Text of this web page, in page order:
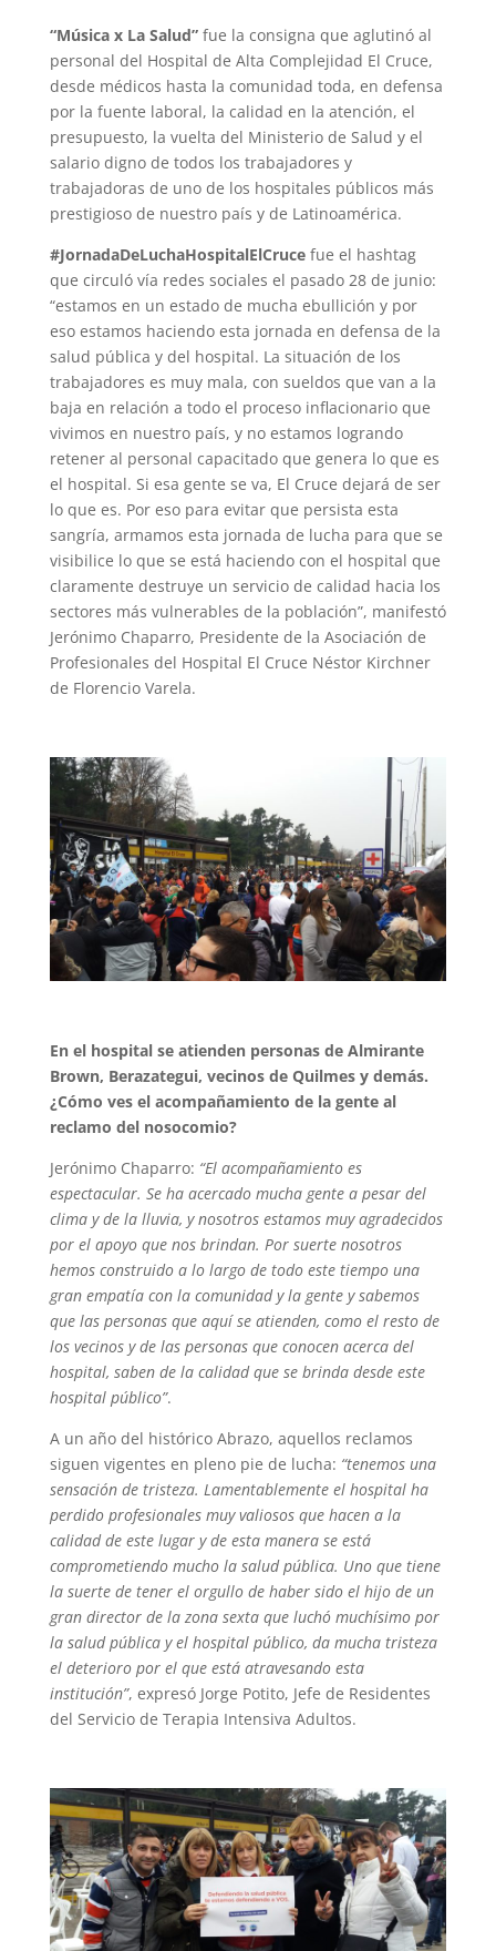
“Música x La Salud”fue la consigna que aglutinó al
personal del Hospital de Alta Complejidad El Cruce,
desde médicos hasta la comunidad toda, en defensa
por la fuente laboral, la calidad en la atención, el
presupuesto, la vuelta del Ministerio de Salud y el
salario digno de todos los trabajadores y
trabajadoras de uno de los hospitales públicos más
prestigioso de nuestro país y de Latinoamérica.
#JornadaDeLuchaHospitalElCrucefue el hashtag
que circuló vía redes sociales el pasado 28 de junio:
“estamos en un estado de mucha ebullición y por
eso estamos haciendo esta jornada en defensa de la
salud pública y del hospital. La situación de los
trabajadores es muy mala, con sueldos que van a la
baja en relación a todo el proceso inflacionario que
vivimos en nuestro país, y no estamos logrando
retener al personal capacitado que genera lo que es
el hospital. Si esa gente se va, El Cruce dejará de ser
lo que es. Por eso para evitar que persista esta
sangría, armamos esta jornada de lucha para que se
visibilice lo que se está haciendo con el hospital que
claramente destruye un servicio de calidad hacia los
sectores más vulnerables de la población”, manifestó
Jerónimo Chaparro, Presidente de la Asociación de
Profesionales del Hospital El Cruce Néstor Kirchner
de Florencio Varela.
En el hospital se atienden personas de Almirante
Brown, Berazategui, vecinos de Quilmes y demás.
¿Cómo ves el acompañamiento de la gente al
reclamo del nosocomio?
Jerónimo Chaparro: “El acompañamiento es
espectacular. Se ha acercado mucha gente a pesar del
clima y de la lluvia, y nosotros estamos muy agradecidos
por el apoyo que nos brindan. Por suerte nosotros
hemos construido a lo largo de todo este tiempo una
gran empatía con la comunidad y la gente y sabemos
que las personas que aquí se atienden, como el resto de
los vecinos y de las personas que conocen acerca del
hospital, saben de la calidad que se brinda desde este
hospital público”.
A un año del histórico Abrazo, aquellos reclamos
siguen vigentes en pleno pie de lucha: “tenemos una
sensación de tristeza. Lamentablemente el hospital ha
perdido profesionales muy valiosos que hacen a la
calidad de este lugar y de esta manera se está
comprometiendo mucho la salud pública. Uno que tiene
la suerte de tener el orgullo de haber sido el hijo de un
gran director de la zona sexta que luchó muchísimo por
la salud pública y el hospital público, da mucha tristeza
el deterioro por el que está atravesando esta
institución”, expresó Jorge Potito, Jefe de Residentes
del Servicio de Terapia Intensiva Adultos.